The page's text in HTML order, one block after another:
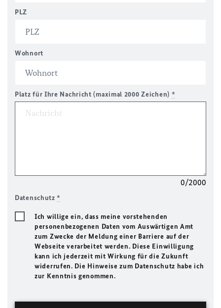
PLZ
Wohnort
Platz für Ihre Nachricht (maximal 2000 Zeichen) *
0/2000
Datenschutz*
Ich willige ein, dass meine vorstehenden
personenbezogenen Daten vom Auswärtigen Amt
zum Zwecke der Meldung einer Barriere auf der
Webseite verarbeitet werden. Diese Einwilligung
kann ich jederzeit mit Wirkung für die Zukunft
widerrufen. Die Hinweise zum Datenschutz habe ich
zur Kenntnis genommen.